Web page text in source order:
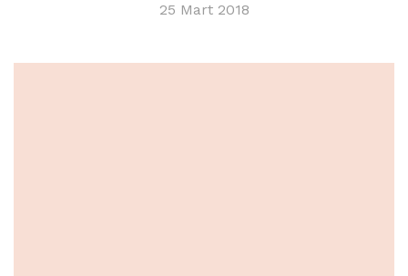
25 Mart 2018